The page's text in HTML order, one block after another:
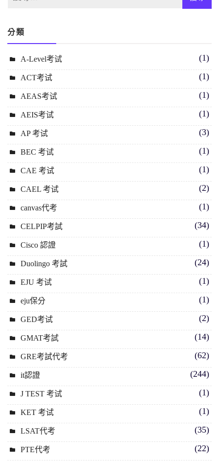
分類
A-Level考试 (1)
ACT考试 (1)
AEAS考试 (1)
AEIS考试 (1)
AP 考试 (3)
BEC 考试 (1)
CAE 考试 (1)
CAEL 考试 (2)
canvas代考 (1)
CELPIP考試 (34)
Cisco 認證 (1)
Duolingo 考試 (24)
EJU 考试 (1)
eju保分 (1)
GED考试 (2)
GMAT考試 (14)
GRE考試代考 (62)
it認證 (244)
J TEST 考试 (1)
KET 考试 (1)
LSAT代考 (35)
PTE代考 (22)